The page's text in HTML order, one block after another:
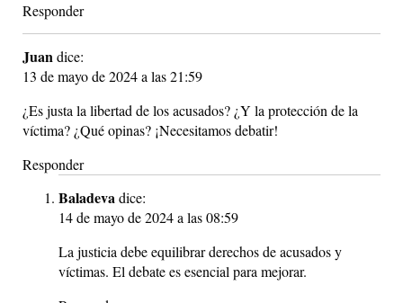
Responder
Juandice:
13 de mayo de 2024 a las 21:59
¿Es justa la libertad de los acusados? ¿Y la protección de la
víctima? ¿Qué opinas? ¡Necesitamos debatir!
Responder
Baladevadice:
14 de mayo de 2024 a las 08:59
La justicia debe equilibrar derechos de acusados y
víctimas. El debate es esencial para mejorar.